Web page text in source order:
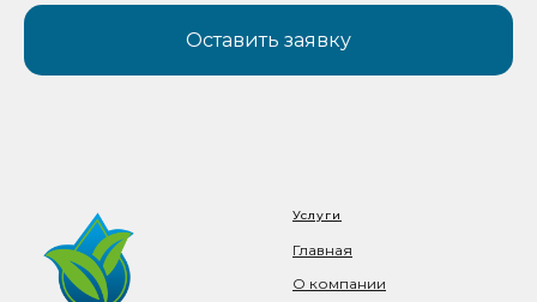
Оставить заявку
Услуги
Главная
О компании